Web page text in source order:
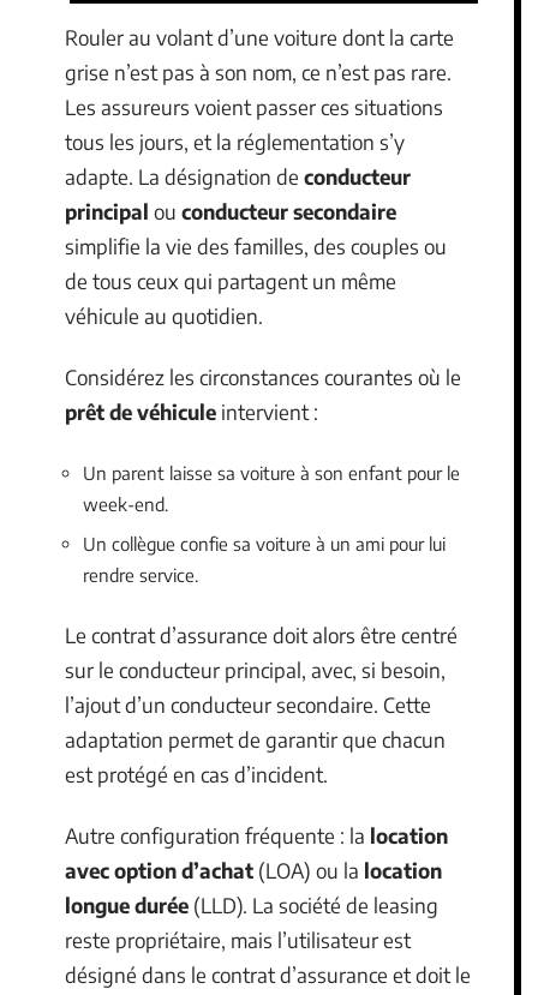
Rouler au volant d’une voiture dont la carte
grise n’est pas à son nom, ce n’est pas rare.
Les assureurs voient passer ces situations
tous les jours, et la réglementation s’y
adapte. La désignation de conducteur
principal ou conducteur secondaire
simplifie la vie des familles, des couples ou
de tous ceux qui partagent un même
véhicule au quotidien.
Considérez les circonstances courantes où le
prêt de véhicule intervient :
Un parent laisse sa voiture à son enfant pour le
week-end.
Un collègue confie sa voiture à un ami pour lui
rendre service.
Le contrat d’assurance doit alors être centré
sur le conducteur principal, avec, si besoin,
l’ajout d’un conducteur secondaire. Cette
adaptation permet de garantir que chacun
est protégé en cas d’incident.
Autre configuration fréquente : la location
avec option d’achat (LOA) ou la location
longue durée (LLD). La société de leasing
reste propriétaire, mais l’utilisateur est
désigné dans le contrat d’assurance et doit le